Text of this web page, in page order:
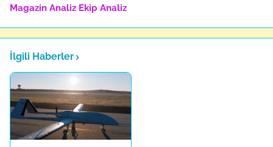
Magazin Analiz Ekip Analiz
İlgili Haberler